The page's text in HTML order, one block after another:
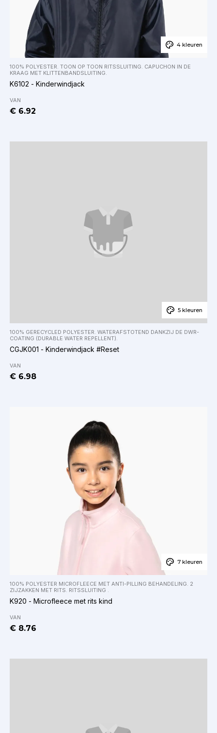
4 kleuren
100% POLYESTER. TOON OP TOON RITSSLUITING. CAPUCHON IN DE
KRAAG MET KLITTENBANDSLUITING.
K6102 - Kinderwindjack
VAN
€ 6.92
5 kleuren
100% GERECYCLED POLYESTER. WATERAFSTOTEND DANKZIJ DE DWR-
COATING (DURABLE WATER REPELLENT).
CGJK001 - Kinderwindjack #Reset
VAN
€ 6.98
7 kleuren
100% POLYESTER MICROFLEECE MET ANTI-PILLING BEHANDELING. 2
ZIJZAKKEN MET RITS. RITSSLUITING .
K920 - Microfleece met rits kind
VAN
€ 8.76